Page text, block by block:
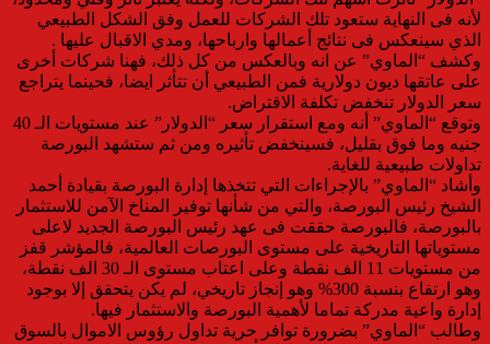
لأنه فى النهاية ستعود تلك الشركات للعمل وفق الشكل الطبيعي
الذي سينعكس فى نتائج أعمالها وارباحها، ومدي الاقبال عليها .
وكشف “الماوي” عن انه وبالعكس من كل ذلك، فهنا شركات أخرى
على عاتقها ديون دولارية فمن الطبيعي أن تتأثر ايضا، فحينما يتراجع
سعر الدولار تنخفض تكلفة الاقتراض.
وتوقع “الماوي” أنه ومع استقرار سعر “الدولار” عند مستويات الـ 40
جنيه وما فوق بقليل، فسينخفض تأثيره ومن ثم ستشهد البورصة
تداولات طبيعية للغاية.
وأشاد “الماوي” بالإجراءات التي تتخذها إدارة البورصة بقيادة أحمد
الشيخ رئيس البورصة، والتي من شأنها توفير المناخ الآمن للاستثمار
بالبورصة، فالبورصة حققت فى عهد رئيس البورصة الجديد لاعلى
مستوياتها التاريخية على مستوى البورصات العالمية، فالمؤشر قفز
من مستويات 11 الف نقطة وعلى اعتاب مستوى الـ 30 الف نقطة،
وهو ارتفاع بنسبة 300% وهو إنجاز تاريخي، لم يكن يتحقق إلا بوجود
إدارة واعية مدركة تماما لأهمية البورصة والاستثمار فيها.
وطالب “الماوي” بضرورة توافر حرية تداول رؤوس الاموال بالسوق